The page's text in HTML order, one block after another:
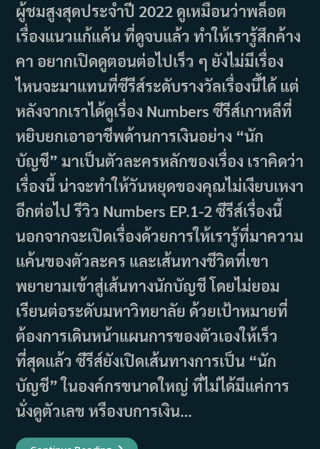
ผู้ชมสูงสุดประจำปี 2022 ดูเหมือนว่าพล็อต
เรื่องแนวแก้แค้น ที่ดูจบแล้ว ทำให้เรารู้สึกค้าง
คา อยากเปิดดูตอนต่อไปเร็ว ๆ ยังไม่มีเรื่อง
ไหนจะมาแทนที่ซีรีส์ระดับรางวัลเรื่องนี้ได้ แต่
หลังจากเราได้ดูเรื่อง Numbers ซีรีส์เกาหลีที่
หยิบยกเอาอาชีพด้านการเงินอย่าง “นัก
บัญชี” มาเป็นตัวละครหลักของเรื่อง เราคิดว่า
เรื่องนี้ น่าจะทำให้วันหยุดของคุณไม่เงียบเหงา
อีกต่อไป รีวิว Numbers EP.1-2 ซีรีส์เรื่องนี้
นอกจากจะเปิดเรื่องด้วยการให้เรารู้ที่มาความ
แค้นของตัวละคร และเส้นทางชีวิตที่เขา
พยายามเข้าสู่เส้นทางนักบัญชี โดยไม่ยอม
เรียนต่อระดับมหาวิทยาลัย ด้วยเป้าหมายที่
ต้องการเดินหน้าแผนการของตัวเองให้เร็ว
ที่สุดแล้ว ซีรีส์ยังเปิดเส้นทางการเป็น “นัก
บัญชี” ในองค์กรขนาดใหญ่ ที่ไม่ได้มีแค่การ
นั่งดูตัวเลข หรืองบการเงิน…